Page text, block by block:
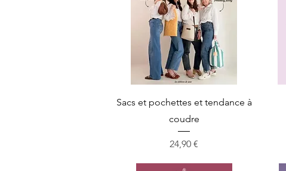
Aperçu rapide
Sacs et pochettes et tendance à
coudre
Prix
24,90 €